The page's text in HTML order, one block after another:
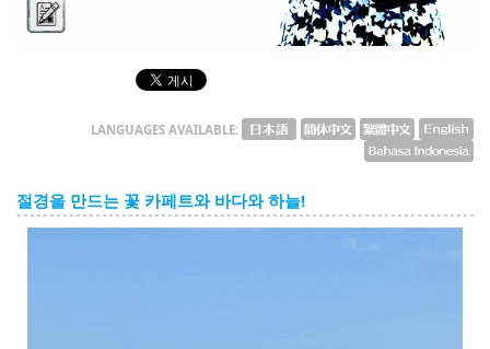
Bahasa Indonesia
Culture Watch
LANGUAGES AVAILABLE:
절경을 만드는 꽃 카페트와 바다와 하늘!